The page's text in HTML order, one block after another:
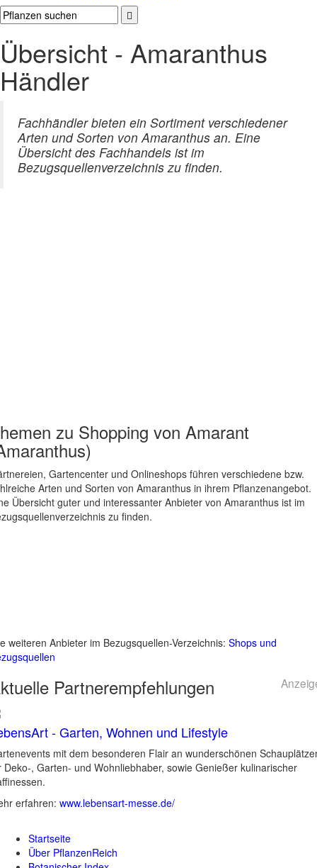
Übersicht - Amaranthus
Händler
Fachhändler bieten ein Sortiment verschiedener
Arten und Sorten von Amaranthus an. Eine
Übersicht des Fachhandels ist im
Bezugsquellenverzeichnis zu finden.
zu Shopping von Amarant
Gartencenter und Onlineshops führen verschiedene bzw.
Arten und Sorten von Amaranthus in ihrem Pflanzenangebot.
Übersicht guter und interessanter Anbieter von Amaranthus ist im
zu finden.
weiteren Anbieter im Bezugsquellen-Verzeichnis: Shops und
Partnerempfehlungen
- Garten, Wohnen und Lifestyle
mit dem besonderen Flair an wunderschönen
Deko-, Garten- und Wohnliebhaber, sowie Genießer kulinarischer
erfahren: www.lebensart-messe.de/
Startseite
Über PflanzenReich